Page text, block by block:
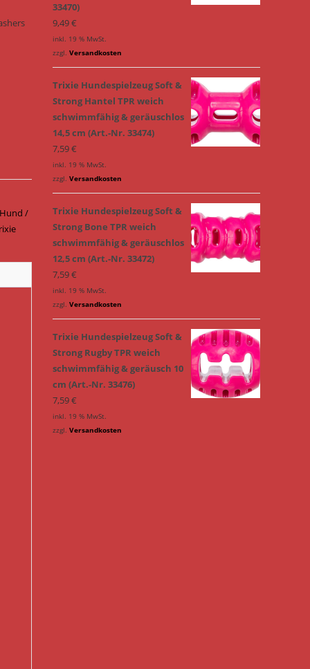
Hund /
33470)
9,49€
inkl. 19 % MwSt.
zzgl. Versandkosten
Trixie Hundespielzeug Soft &
Strong Hantel TPR weich
schwimmfähig & geräuschlos
14,5 cm (Art.-Nr. 33474)
7,59€
inkl. 19 % MwSt.
zzgl. Versandkosten
Trixie Hundespielzeug Soft &
Strong Bone TPR weich
schwimmfähig & geräuschlos
12,5 cm (Art.-Nr. 33472)
7,59€
inkl. 19 % MwSt.
zzgl. Versandkosten
Trixie Hundespielzeug Soft &
Strong Rugby TPR weich
schwimmfähig & geräusch 10
cm (Art.-Nr. 33476)
7,59€
inkl. 19 % MwSt.
zzgl. Versandkosten